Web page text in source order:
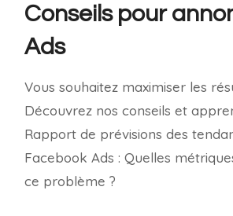
Conseils pour
Ads
Vous souhaitez maximiser les
Découvrez nos conseils et
Rapport de prévisions des
Facebook Ads : Quelles
ce problème ?